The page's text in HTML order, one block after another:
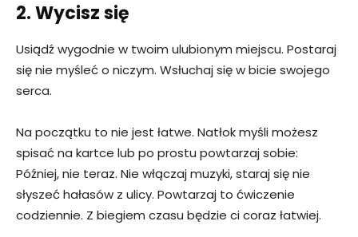
2. Wycisz się
Usiądź wygodnie w twoim ulubionym miejscu. Postaraj
się nie myśleć o niczym. Wsłuchaj się w bicie swojego
serca.
Na początku to nie jest łatwe. Natłok myśli możesz
spisać na kartce lub po prostu powtarzaj sobie:
Później, nie teraz. Nie włączaj muzyki, staraj się nie
słyszeć hałasów z ulicy. Powtarzaj to ćwiczenie
codziennie. Z biegiem czasu będzie ci coraz łatwiej.